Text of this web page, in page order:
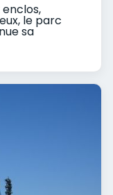
le parc
sa